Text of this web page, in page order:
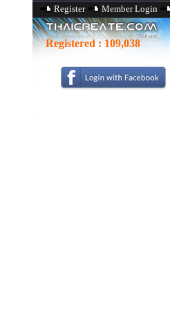
Register Member Login
Registered : 109,038